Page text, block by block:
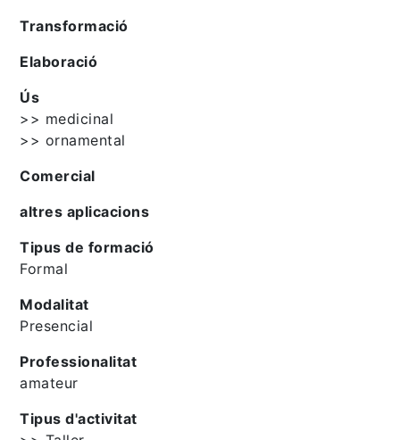
Transformació
Elaboració
Ús
>> medicinal
>> ornamental
Comercial
altres aplicacions
Tipus de formació
Formal
Modalitat
Presencial
Professionalitat
amateur
Tipus d'activitat